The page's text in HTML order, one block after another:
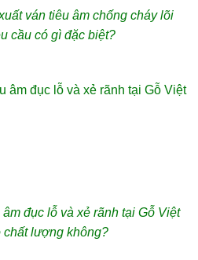
ván tiêu âm chống cháy lõi
cầu có gì đặc biệt?
đục lỗ và xẻ rãnh tại Gỗ Việt
chất lượng không?